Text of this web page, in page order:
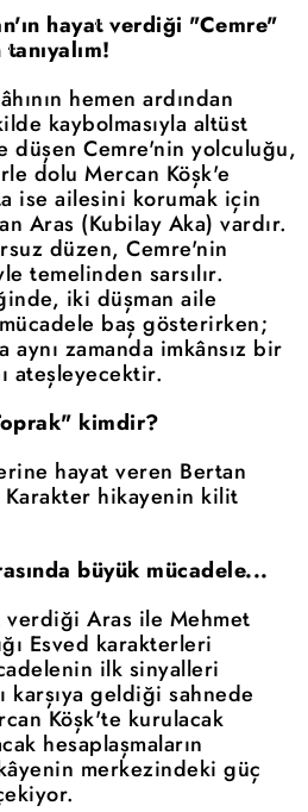
hayat verdiği "Cemre"
hemen ardından
kaybolmasıyla altüst
düşen Cemre'nin yolculuğu,
dolu Mercan Köşk'e
ise ailesini korumak için
Aras (Kubilay Aka) vardır.
düzen, Cemre'nin
temelinden sarsılır.
iki düşman aile
baş gösterirken;
aynı zamanda imkânsız bir
ateşleyecektir.
kimdir?
hayat veren Bertan
hikayenin kilit
büyük mücadele...
verdiği Aras ile Mehmet
Esved karakterleri
ilk sinyalleri
geldiği sahnede
Köşk'te kurulacak
hesaplaşmaların
merkezindeki güç